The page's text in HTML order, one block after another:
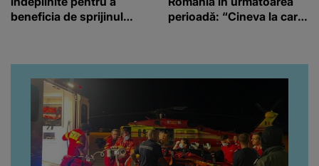
beneficia de sprijinul
perioadă: “Cineva la care